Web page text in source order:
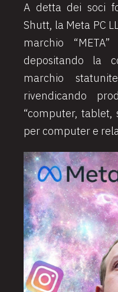
A detta dei soci
Shutt, la Meta PC
marchio
depositando la
marchio
rivendicando
“computer, tablet,
per computer e